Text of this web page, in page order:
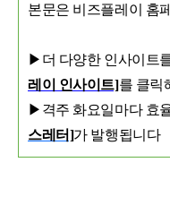
본문은 비즈플레이 홈
▶더 다양한 인사이트
레이 인사이트]를 클릭
▶격주 화요일마다 효
스레터]가 발행됩니다